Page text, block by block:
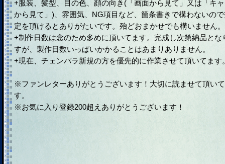
+服装、髪型、目の色、顔の向き(「画面から見て」又は「キ
から見て」)、雰囲気、NG項目など、箇条書きで構わないの
定を頂けるとありがたいです。殆どおまかせでも構いません。
+制作日数は念のため多めに頂いてます。完成し次第納品とな
すが、製作日数いっぱいかかることはあまりありません。
+現在、チェンパラ新規の方を優先的に作業させて頂いてます
※ファンレターありがとうございます！大切に読ませて頂い
す。
※お気に入り登録200超えありがとうございます！